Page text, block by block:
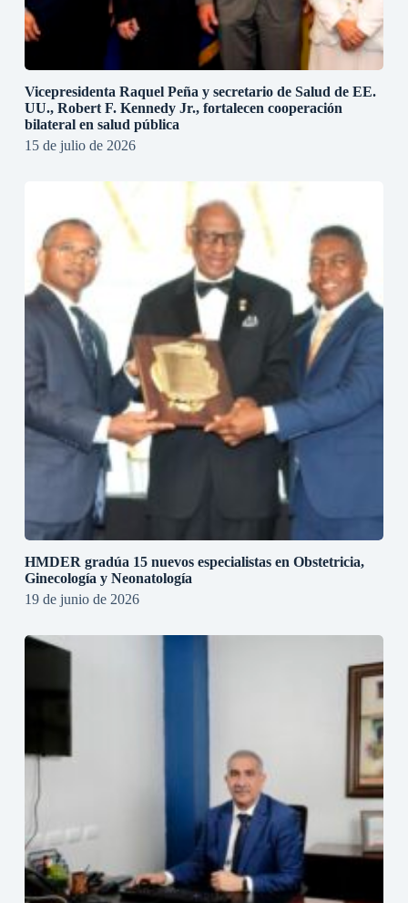
Vicepresidenta Raquel Peña y secretario de Salud de EE.
UU., Robert F. Kennedy Jr., fortalecen cooperación
bilateral en salud pública
15 de julio de 2026
HMDER gradúa 15 nuevos especialistas en Obstetricia,
Ginecología y Neonatología
19 de junio de 2026